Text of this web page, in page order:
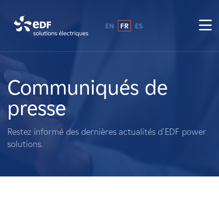
A propos de nous
Ce que nous faisons
Propriétaires fonciers
EN FR ES
Communiqués de
presse
Restez informé des dernières actualités d'EDF power
solutions.